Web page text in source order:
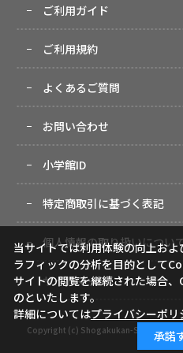
ご利用ガイド
ご利用規約
よくあるご質問
お問い合わせ
小学館ID
特定商取引に基づく表記
個人情報の取り扱いについ
サイトマップ
Copyright (c) Shogakukan-Shueisha
当サイトでは利用体験の向上お
ラフィックの分析を目的として
サイトの閲覧を継続された場合
のといたします。
詳細についてはプライバシーポリ
承諾